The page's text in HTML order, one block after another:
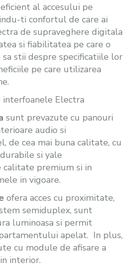
al accesului pe
ti confortul de care ai
de supraveghere digitala
si fiabilitatea pe care o
stii despre specificatiile lor
pe care utilizarea
Electra
sunt prevazute cu panouri
audio si
de cea mai buna calitate, cu
si yale
premium si in
in vigoare.
ofera acces cu proximitate,
semiduplex, sunt
luminoasa si permit
apelat. In plus,
cu module de afisare a
interior.